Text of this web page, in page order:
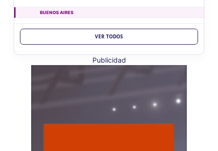
BUENOS AIRES
BUENOS AIRES
Ag. Bs As Reg Gral Retenc 2aQ
CUIT 0-1-2-3-4-5-6-7-8-9-…
LUN
10
10 Agentes RetenciÃ³n Catamarca
VER TODOS
Publicidad